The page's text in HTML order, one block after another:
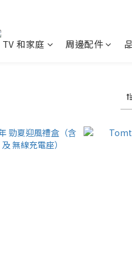
TV 和家庭 周邊配件